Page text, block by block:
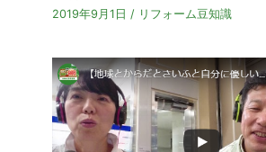
2019年9月1日 / リフォーム豆知識